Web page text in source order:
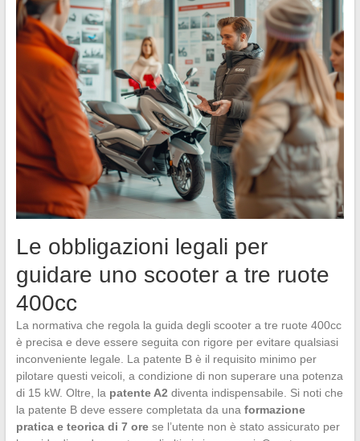
Le obbligazioni legali per
guidare uno scooter a tre ruote
400cc
La normativa che regola la guida degli scooter a tre ruote 400cc
è precisa e deve essere seguita con rigore per evitare qualsiasi
inconveniente legale. La patente B è il requisito minimo per
pilotare questi veicoli, a condizione di non superare una potenza
di 15 kW. Oltre, la patente A2 diventa indispensabile. Si noti che
la patente B deve essere completata da una formazione
pratica e teorica di 7 orese l’utente non è stato assicurato per